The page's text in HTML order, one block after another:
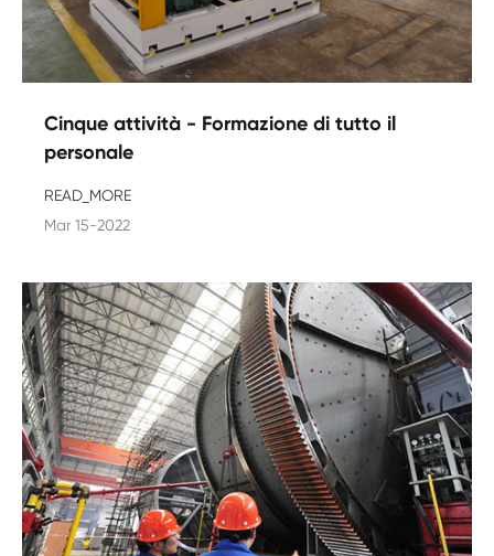
Cinque attività - Formazione di tutto il
personale
READ_MORE
Mar 15-2022